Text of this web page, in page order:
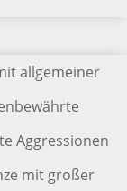
allgemeiner
Aggressionen
mit großer